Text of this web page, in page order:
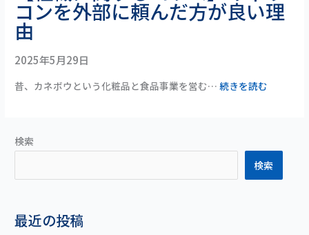
コンを外部に頼んだ方が良い理
由
2025年5月29日
昔、カネボウという化粧品と食品事業を営む…続きを読む
検索
検索
最近の投稿